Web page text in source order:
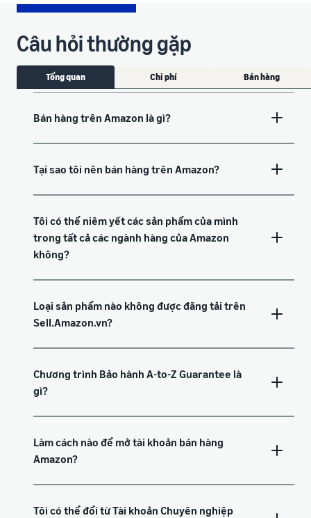
Câu hỏi thường gặp
Tổng quan Chi phí Bán hàng
Bán hàng trên Amazon là gì?
Tại sao tôi nên bán hàng trên Amazon?
Tôi có thể niêm yết các sản phẩm của mình
trong tất cả các ngành hàng của Amazon
không?
Loại sản phẩm nào không được đăng tải trên
Sell.Amazon.vn?
Chương trình Bảo hành A-to-Z Guarantee là
gì?
Làm cách nào để mở tài khoản bán hàng
Amazon?
Tôi có thể đổi từ Tài khoản Chuyên nghiệp